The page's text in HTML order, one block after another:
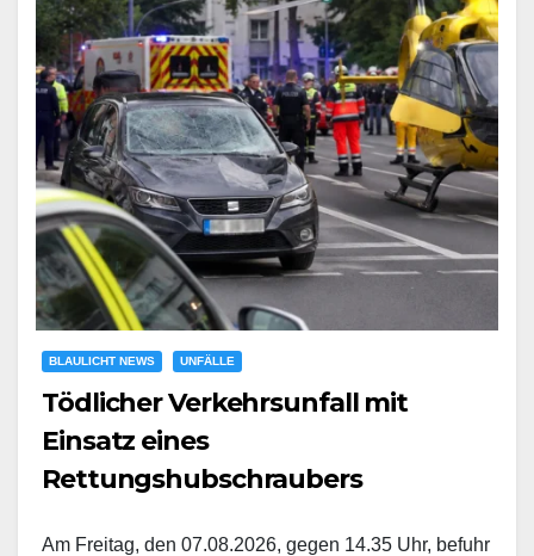
BLAULICHT NEWS UNFÄLLE
Tödlicher Verkehrsunfall mit
Einsatz eines
Rettungshubschraubers
Am Freitag, den 07.08.2026, gegen 14.35 Uhr, befuhr